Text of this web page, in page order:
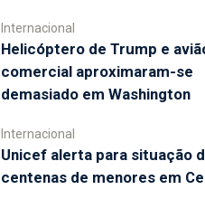
Internacional
Helicóptero de Trump e
comercial aproximaram-se
demasiado em Washington
Internacional
Unicef alerta para situação
centenas de menores em